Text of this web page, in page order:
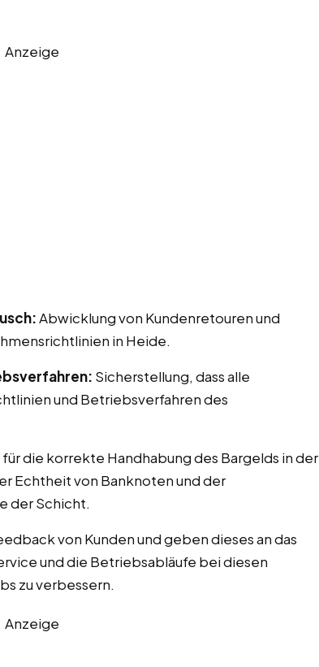
Anzeige
Abwicklung von Kundenretouren und
in Heide.
Sicherstellung, dass alle
und Betriebsverfahren des
die korrekte Handhabung des Bargelds in der
Echtheit von Banknoten und der
der Schicht.
von Kunden und geben dieses an das
und die Betriebsabläufe bei diesen
zu verbessern.
Anzeige